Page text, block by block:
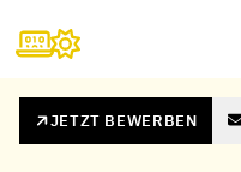
JETZT BEWERBEN